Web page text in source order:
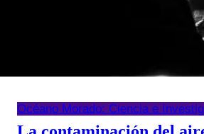
Océano Morado: Ciencia e